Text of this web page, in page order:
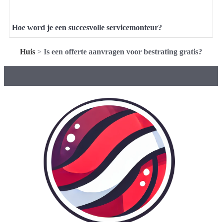
Hoe word je een succesvolle servicemonteur?
Huis > Is een offerte aanvragen voor bestrating gratis?